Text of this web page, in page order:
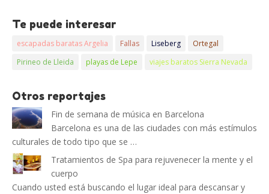
Te puede interesar
escapadas baratas Argelia Fallas Liseberg
Ortegal
Pirineo de Lleida
playas de Lepe viajes baratos Sierra Nevada
Otros reportajes
Fin de semana de música en Barcelona
Barcelona es una de las ciudades con más estímulos
culturales de todo tipo que se …
Tratamientos de Spa para rejuvenecer la mente y el
cuerpo
Cuando usted está buscando el lugar ideal para descansar y